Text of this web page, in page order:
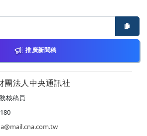
推廣新聞稿
團法人中央通訊社
核稿員